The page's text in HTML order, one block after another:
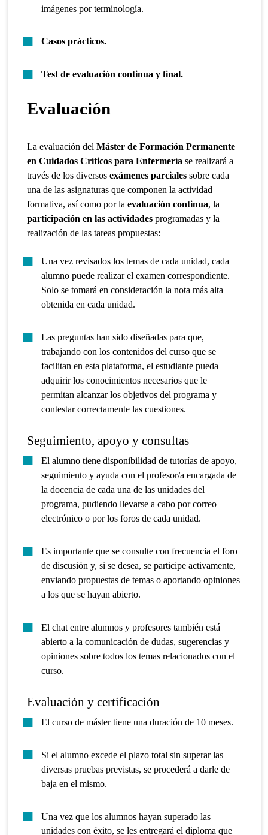
imágenes por terminología.
Casos prácticos.
Test de evaluación continua y final.
Evaluación
La evaluación delMáster de Formación Permanente
en Cuidados Críticos para Enfermería se realizará a
través de los diversosexámenes parciales sobre cada
una de las asignaturas que componen la actividad
formativa, así como por laevaluación continua, la
participación en las actividades programadas y la
realización de las tareas propuestas:
Una vez revisados los temas de cada unidad, cada
alumno puede realizar el examen correspondiente.
Solo se tomará en consideración la nota más alta
obtenida en cada unidad.
Las preguntas han sido diseñadas para que,
trabajando con los contenidos del curso que se
facilitan en esta plataforma, el estudiante pueda
adquirir los conocimientos necesarios que le
permitan alcanzar los objetivos del programa y
contestar correctamente las cuestiones.
Seguimiento, apoyo y consultas
El alumno tiene disponibilidad de tutorías de apoyo,
seguimiento y ayuda con el profesor/a encargada de
la docencia de cada una de las unidades del
programa, pudiendo llevarse a cabo por correo
electrónico o por los foros de cada unidad.
Es importante que se consulte con frecuencia el foro
de discusión y, si se desea, se participe activamente,
enviando propuestas de temas o aportando opiniones
a los que se hayan abierto.
El chat entre alumnos y profesores también está
abierto a la comunicación de dudas, sugerencias y
opiniones sobre todos los temas relacionados con el
curso.
Evaluación y certificación
El curso de máster tiene una duración de 10 meses.
Si el alumno excede el plazo total sin superar las
diversas pruebas previstas, se procederá a darle de
baja en el mismo.
Una vez que los alumnos hayan superado las
unidades con éxito, se les entregará el diploma que